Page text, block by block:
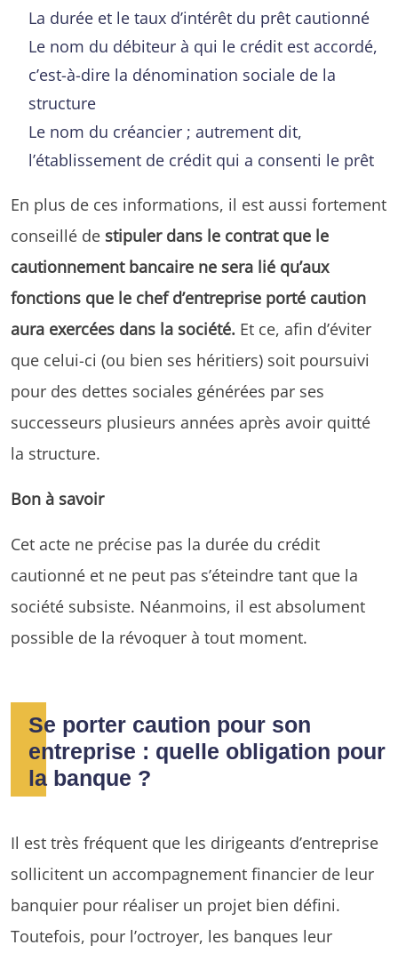
La durée et le taux d’intérêt du prêt cautionné
Le nom du débiteur à qui le crédit est accordé,
c’est-à-dire la dénomination sociale de la
structure
Le nom du créancier ; autrement dit,
l’établissement de crédit qui a consenti le prêt
En plus de ces informations, il est aussi fortement
conseillé de stipuler dans le contrat que le
cautionnement bancaire ne sera lié qu’aux
fonctions que le chef d’entreprise porté caution
aura exercées dans la société. Et ce, afin d’éviter
que celui-ci (ou bien ses héritiers) soit poursuivi
pour des dettes sociales générées par ses
successeurs plusieurs années après avoir quitté
la structure.
Bon à savoir
Cet acte ne précise pas la durée du crédit
cautionné et ne peut pas s’éteindre tant que la
société subsiste. Néanmoins, il est absolument
possible de la révoquer à tout moment.
Se porter caution pour son
entreprise : quelle obligation pour
la banque ?
Il est très fréquent que les dirigeants d’entreprise
sollicitent un accompagnement financier de leur
banquier pour réaliser un projet bien défini.
Toutefois, pour l’octroyer, les banques leur